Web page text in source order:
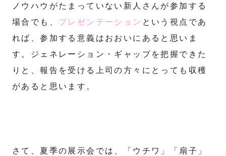
ノウハウがたまっていない新人さんが参加する
場合でも、 プレゼンテーション という視点であ
れば、参加する意義はおおいにあると思いま
す。ジェネレーション・ギャップを把握できた
りと、報告を受ける上司の方々にとっても収穫
があると思います。
さて、夏季の展示会では、「ウチワ」「扇子」